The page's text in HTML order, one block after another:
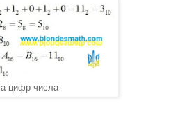
цифр числа